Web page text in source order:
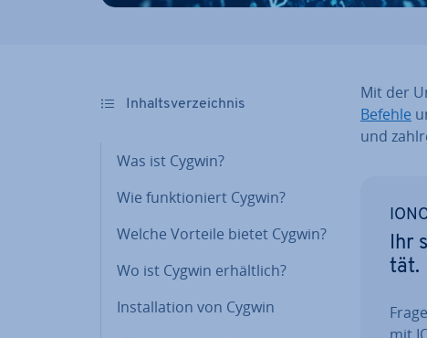
In­halts­ver­zeich­nis
Was ist Cygwin?
Wie funk­tio­niert Cygwin?
Welche Vorteile bietet Cygwin?
Wo ist Cygwin er­hält­lich?
In­stal­la­ti­on von Cygwin
Mit der
Befehle
und
Ihr
tät.